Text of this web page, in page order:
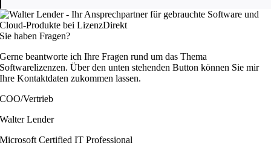
Sie haben Fragen?
Gerne beantworte ich Ihre Fragen rund um das Thema
Softwarelizenzen. Über den unten stehenden Button können Sie mir
Ihre Kontaktdaten zukommen lassen.
COO/Vertrieb
Walter Lender
Microsoft Certified IT Professional